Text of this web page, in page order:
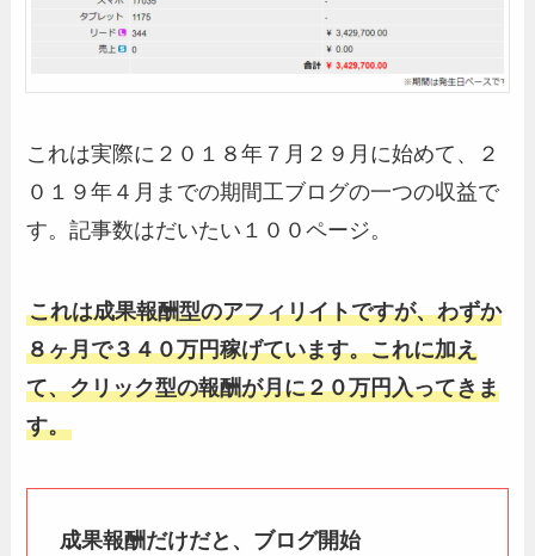
これは実際に２０１８年７月２９月に始めて、２
０１９年４月までの期間工ブログの一つの収益で
す。記事数はだいたい１００ページ。
これは成果報酬型のアフィリイトですが、わずか
８ヶ月で３４０万円稼げています。これに加え
て、クリック型の報酬が月に２０万円入ってきま
す。
成果報酬だけだと、ブログ開始